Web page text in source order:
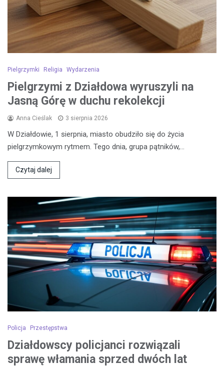
Pielgrzymki Religia Wydarzenia
Pielgrzymi z Działdowa wyruszyli na
Jasną Górę w duchu rekolekcji
Anna Cieślak 3 sierpnia 2026
W Działdowie, 1 sierpnia, miasto obudziło się do życia
pielgrzymkowym rytmem. Tego dnia, grupa pątników,…
Czytaj dalej
Policja Przestępstwa
Działdowscy policjanci rozwiązali
sprawę włamania sprzed dwóch lat